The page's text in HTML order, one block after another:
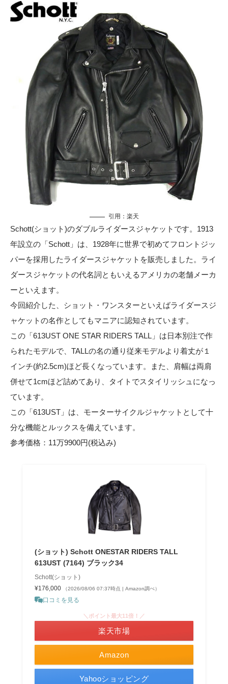
引用： 楽天
Schott(ショット)のダブルライダースジャケットです。1913
年設立の「Schott」は、1928年に世界で初めてフロントジッ
パーを採用したライダースジャケットを販売しました。ライ
ダースジャケットの代名詞ともいえるアメリカの老舗メーカ
ーといえます。
今回紹介した、ショット・ワンスターといえばライダースジ
ャケットの名作としてもマニアに認知されています。
この「613UST ONE STAR RIDERS TALL」は日本別注で作
られたモデルで、TALLの名の通り従来モデルより着丈が１
インチ(約2.5cm)ほど長くなっています。また、肩幅は両肩
併せて1cmほど詰めてあり、タイトでスタイリッシュになっ
ています。
この「613UST」は、モーターサイクルジャケットとして十
分な機能とルックスを備えています。
参考価格：11万9900円(税込み)
(ショット) Schott ONESTAR RIDERS TALL
613UST (7164) ブラック34
Schott(ショット)
¥176,000
（2026/08/06 07:37時点 | Amazon調べ）
口コミを見る
Amazon
＼ポイント最大11倍！／
楽天市場
Yahooショッピング